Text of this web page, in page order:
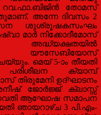
തോമസ്
അന്നേ ദിവസം 2
ശുശ്രൂഷകസംഘം
മാര്‍ നിക്കോദീമോസ്
അദ്ധ്യക്ഷതയില്‍
യൗസേബിയോസ്
മെയ് 5-ാം തീയതി
ക്യാമ്പ്
തിരുമേനി ഉദ്ഘാടനം
ജോര്‍ജ്ജ് ക്ലാസ്സ്
നവതി ആഘോഷ സമാപന
ഞായറാഴ്ച 3 പി.എം-